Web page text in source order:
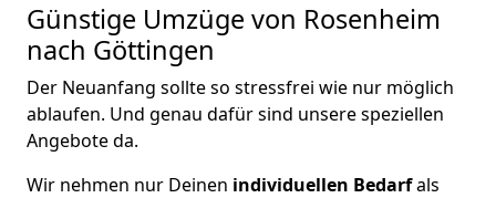
Günstige Umzüge von Rosenheim
nach Göttingen
Der Neuanfang sollte so stressfrei wie nur möglich
ablaufen. Und genau dafür sind unsere speziellen
Angebote da.
Wir nehmen nur Deinen individuellen Bedarfals